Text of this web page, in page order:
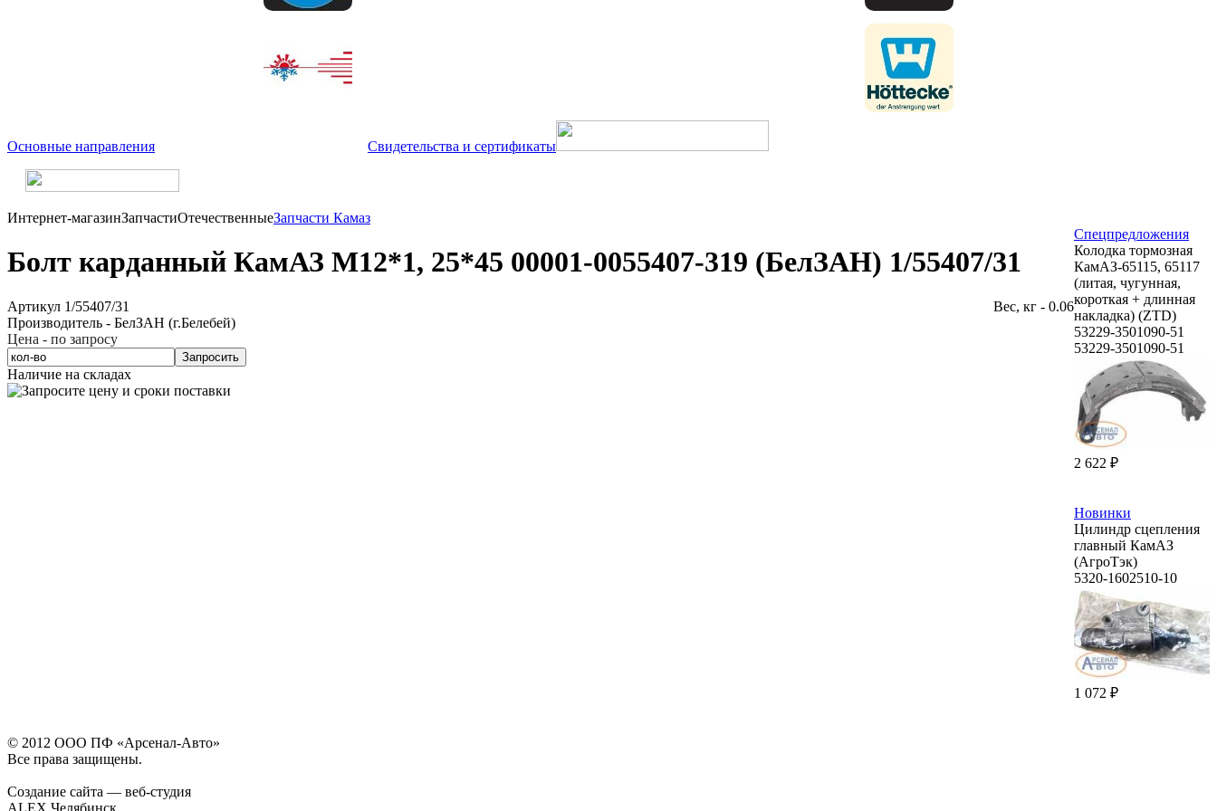
Основные направления Свидетельства и сертификаты
Интернет-магазинЗапчастиОтечественныеЗапчасти Камаз
Болт карданный КамАЗ М12*1, 25*45 00001-0055407-319 (БелЗАН) 1/55407/31
Артикул 1/55407/31
Производитель - БелЗАН (г.Белебей)
Вес, кг - 0.06
Цена - по запросу
Запросить
Наличие на складах
Спецпредложения
Колодка тормозная
КамАЗ-65115, 65117
(литая, чугунная,
короткая + длинная
накладка) (ZTD)
53229-3501090-51
53229-3501090-51
2 622 ₽
Новинки
Цилиндр сцепления
главный КамАЗ
(АгроТэк)
5320-1602510-10
1 072 ₽
© 2012 ООО ПФ «Арсенал-Авто»
Все права защищены.
Создание сайта — веб-студия
ALEX Челябинск